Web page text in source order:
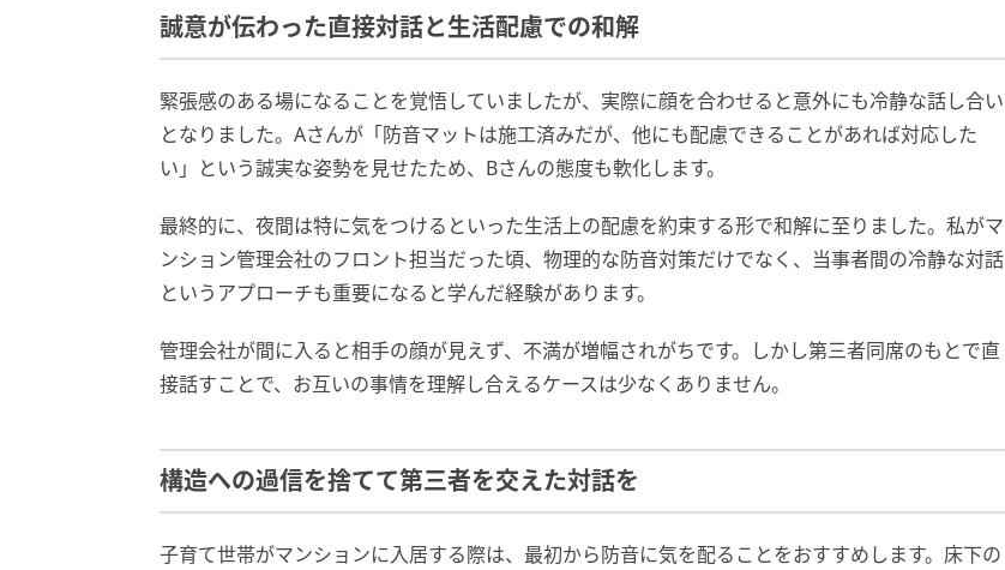
誠意が伝わった直接対話と生活配慮での和解
緊張感のある場になることを覚悟していましたが、実際に顔を合わせると意外にも冷静な話し合い
となりました。Aさんが「防音マットは施工済みだが、他にも配慮できることがあれば対応した
い」という誠実な姿勢を見せたため、Bさんの態度も軟化します。
最終的に、夜間は特に気をつけるといった生活上の配慮を約束する形で和解に至りました。私がマ
ンション管理会社のフロント担当だった頃、物理的な防音対策だけでなく、当事者間の冷静な対話
というアプローチも重要になると学んだ経験があります。
管理会社が間に入ると相手の顔が見えず、不満が増幅されがちです。しかし第三者同席のもとで直
接話すことで、お互いの事情を理解し合えるケースは少なくありません。
構造への過信を捨てて第三者を交えた対話を
子育て世帯がマンションに入居する際は、最初から防音に気を配ることをおすすめします。床下の